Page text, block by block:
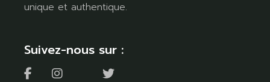
unique et authentique.
Suivez-nous sur :